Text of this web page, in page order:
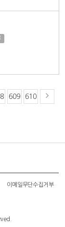
609 610
이메일무단수집거부